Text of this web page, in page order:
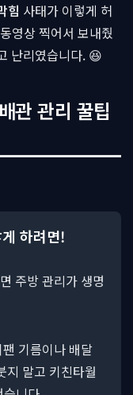
힘 사태가 이렇게 허
영상 찍어서 보내줬
난리였습니다. 😆
관 관리 꿀팁
하려면!
주방 관리가 생명
기름이나 배달
지 말고 키친타월